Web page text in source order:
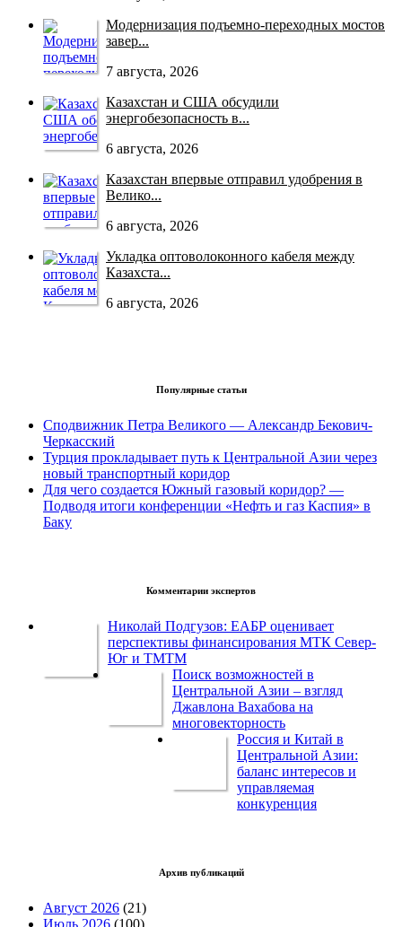
Модернизация подъемно-переходных мостов
завер...
7 августа, 2026
Казахстан и США обсудили
энергобезопасность в...
6 августа, 2026
Казахстан впервые отправил удобрения в
Велико...
6 августа, 2026
Укладка оптоволоконного кабеля между
Казахста...
6 августа, 2026
Популярные статьи
Сподвижник Петра Великого — Александр Бекович-
Черкасский
Турция прокладывает путь к Центральной Азии через
новый транспортный коридор
Для чего создается Южный газовый коридор? —
Подводя итоги конференции «Нефть и газ Каспия» в
Баку
Комментарии экспертов
Николай Подгузов: ЕАБР оценивает
перспективы финансирования МТК Север-
Юг и ТМТМ
Поиск возможностей в
Центральной Азии – взгляд
Джавлона Вахабова на
многовекторность
Россия и Китай в
Центральной Азии:
баланс интересов и
управляемая
конкуренция
Архив публикаций
Август 2026 (21)